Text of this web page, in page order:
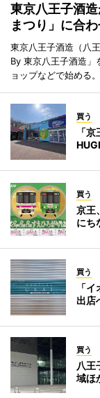
東京八王子酒
まつり」に合
東京八王子酒造（八
By 東京八王子酒造」
ョップなどで始める。
買う
「
買う
京王
にち
買う
「
出店
買う
八王
域ほ